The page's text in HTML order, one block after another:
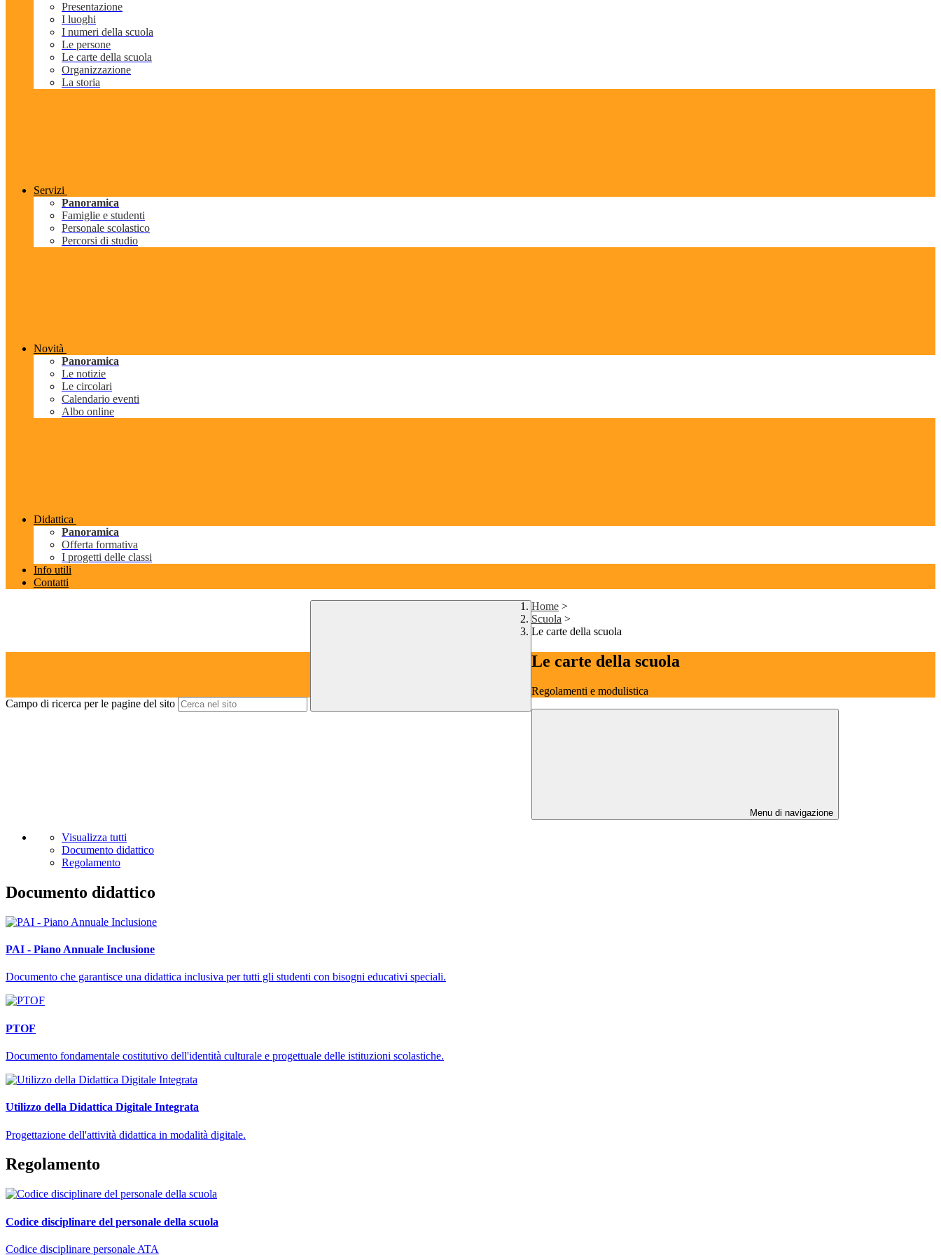
Presentazione
I luoghi
I numeri della scuola
Le persone
Le carte della scuola
Organizzazione
La storia
Servizi
Panoramica
Famiglie e studenti
Personale scolastico
Percorsi di studio
Novità
Panoramica
Le notizie
Le circolari
Calendario eventi
Albo online
Didattica
Panoramica
Offerta formativa
I progetti delle classi
Info utili
Contatti
Campo di ricerca per le pagine del sito
Home >
Scuola >
Le carte della scuola
Le carte della scuola
Regolamenti e modulistica
Menu di navigazione
Visualizza tutti
Documento didattico
Regolamento
Documento didattico
PAI - Piano Annuale Inclusione
Documento che garantisce una didattica inclusiva per tutti gli studenti con bisogni educativi speciali.
PTOF
Documento fondamentale costitutivo dell'identità culturale e progettuale delle istituzioni scolastiche.
Utilizzo della Didattica Digitale Integrata
Progettazione dell'attività didattica in modalità digitale.
Regolamento
Codice disciplinare del personale della scuola
Codice disciplinare personale ATA